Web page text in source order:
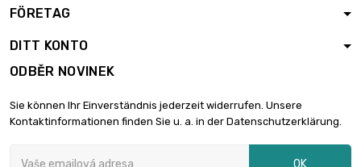
FÖRETAG
DITT KONTO
ODBĚR NOVINEK
Sie können Ihr Einverständnis jederzeit widerrufen. Unsere
Kontaktinformationen finden Sie u. a. in der Datenschutzerklärung.
OK